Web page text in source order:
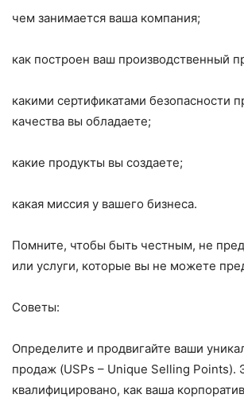
чем занимается ваша компания;
как построен ваш производственный
какими сертификатами безопасности
качества вы обладаете;
какие продукты вы создаете;
какая миссия у вашего бизнеса.
Помните, чтобы быть честным, не
или услуги, которые вы не можете
Советы:
Определите и продвигайте ваши
продаж (USPs – Unique Selling Points).
квалифицировано, как ваша